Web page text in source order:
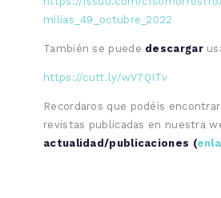
milias_49_octubre_2022
También se puede descargar
https://cutt.ly/wV7QITv
Recordaros que podéis
revistas publicadas en nuestra
actualidad/publicaciones (